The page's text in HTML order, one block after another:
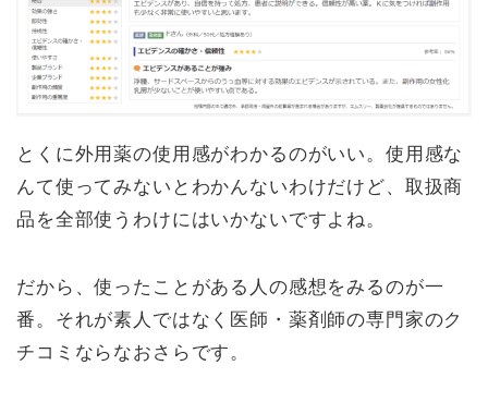
とくに外用薬の使用感がわかるのがいい。使用感な
んて使ってみないとわかんないわけだけど、取扱商
品を全部使うわけにはいかないですよね。
だから、使ったことがある人の感想をみるのが一
番。それが素人ではなく医師・薬剤師の専門家のク
チコミならなおさらです。